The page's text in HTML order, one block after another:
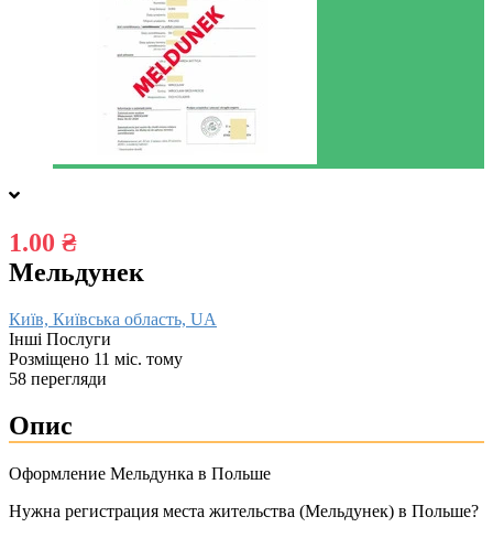
1.00 ₴
Мельдунек
Київ, Київська область, UA
Інші Послуги
Розміщено 11 міс. тому
58 перегляди
Опис
Оформление Мельдунка в Польше
Нужна регистрация места жительства (Мельдунек) в Польше?